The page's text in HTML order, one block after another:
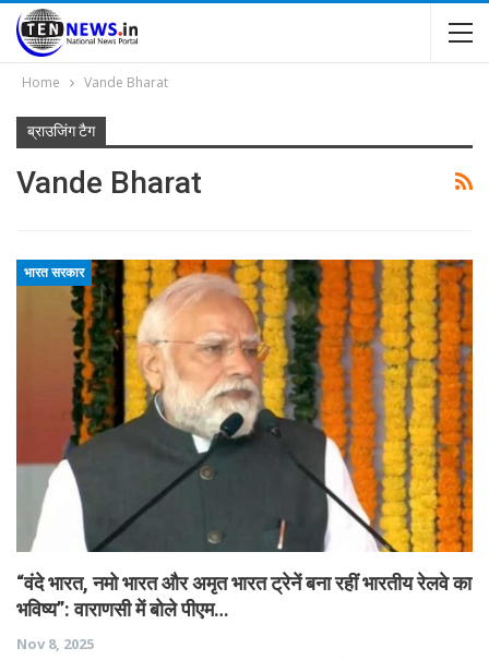
Home Vande Bharat
ब्राउजिंग टैग
Vande Bharat
भारत सरकार
“वंदे भारत, नमो भारत और अमृत भारत ट्रेनें बना रहीं भारतीय रेलवे का
भविष्य”: वाराणसी में बोले पीएम…
Nov 8, 2025